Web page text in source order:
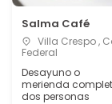
Salma Café
Villa Crespo ,
Federal
Desayuno o
merienda
dos personas